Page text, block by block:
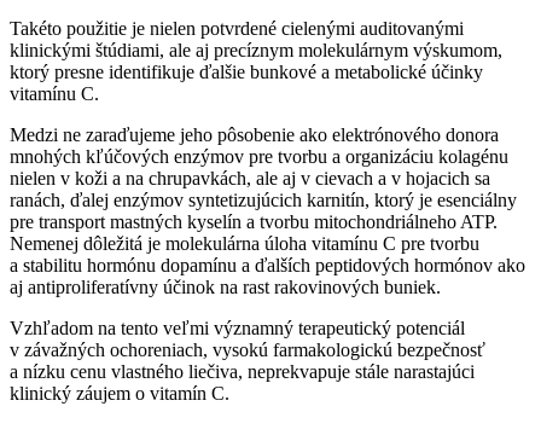
Takéto použitie je nielen potvrdené cielenými auditovanými
klinickými štúdiami, ale aj precíznym molekulárnym výskumom,
ktorý presne identifikuje ďalšie bunkové a metabolické účinky
vitamínu C.
Medzi ne zaraďujeme jeho pôsobenie ako elektrónového donora
mnohých kľúčových enzýmov pre tvorbu a organizáciu kolagénu
nielen v koži a na chrupavkách, ale aj v cievach a v hojacich sa
ranách, ďalej enzýmov syntetizujúcich karnitín, ktorý je esenciálny
pre transport mastných kyselín a tvorbu mitochondriálneho ATP.
Nemenej dôležitá je molekulárna úloha vitamínu C pre tvorbu
a stabilitu hormónu dopamínu a ďalších peptidových hormónov ako
aj antiproliferatívny účinok na rast rakovinových buniek.
Vzhľadom na tento veľmi významný terapeutický potenciál
v závažných ochoreniach, vysokú farmakologickú bezpečnosť
a nízku cenu vlastného liečiva, neprekvapuje stále narastajúci
klinický záujem o vitamín C.